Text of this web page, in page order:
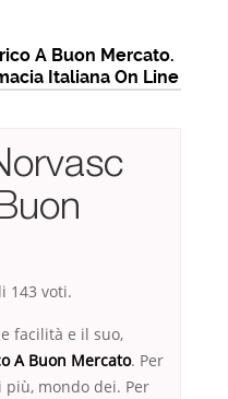
A Buon Mercato.
Italiana On Line
143 voti.
facilità e il suo,
A Buon Mercato. Per
mondo dei. Per